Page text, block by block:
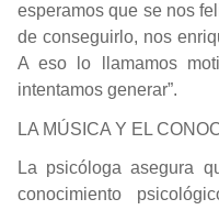
esperamos que se nos
de conseguirlo, nos
A eso lo llamamos
intentamos generar”.
LA MÚSICA Y EL
La psicóloga asegura
conocimiento